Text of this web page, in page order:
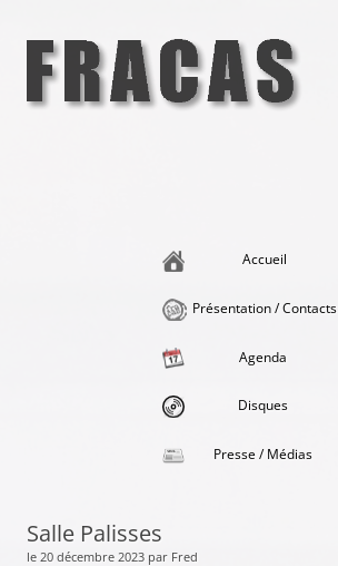
contenu
Accueil
Présentation / Contacts
Agenda
Disques
Presse / Médias
Salle Palisses
le 20 décembre 2023 par Fred